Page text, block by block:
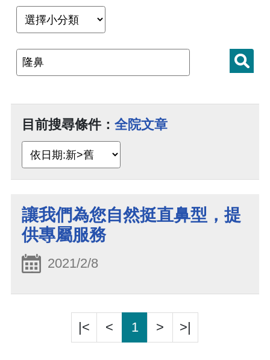
目前搜尋條件： 全院文章
讓我們為您自然挺直鼻型，提
供專屬服務
2021/2/8
|< < 1 > >|